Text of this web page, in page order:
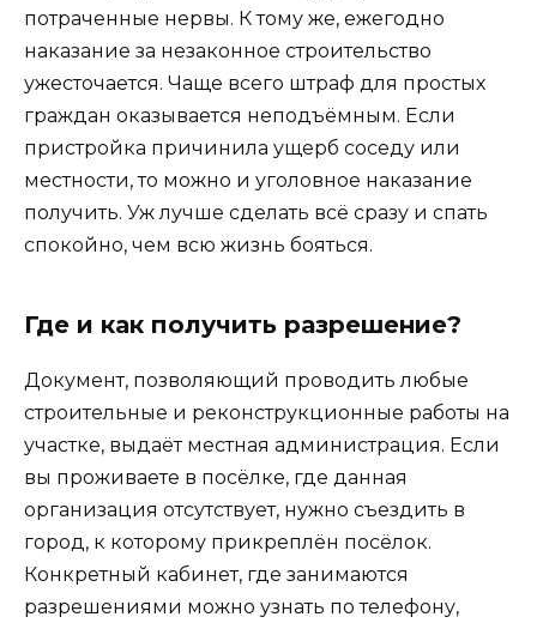
потраченные нервы. К тому же, ежегодно
наказание за незаконное строительство
ужесточается. Чаще всего штраф для простых
граждан оказывается неподъёмным. Если
пристройка причинила ущерб соседу или
местности, то можно и уголовное наказание
получить. Уж лучше сделать всё сразу и спать
спокойно, чем всю жизнь бояться.
Где и как получить разрешение?
Документ, позволяющий проводить любые
строительные и реконструкционные работы на
участке, выдаёт местная администрация. Если
вы проживаете в посёлке, где данная
организация отсутствует, нужно съездить в
город, к которому прикреплён посёлок.
Конкретный кабинет, где занимаются
разрешениями можно узнать по телефону,